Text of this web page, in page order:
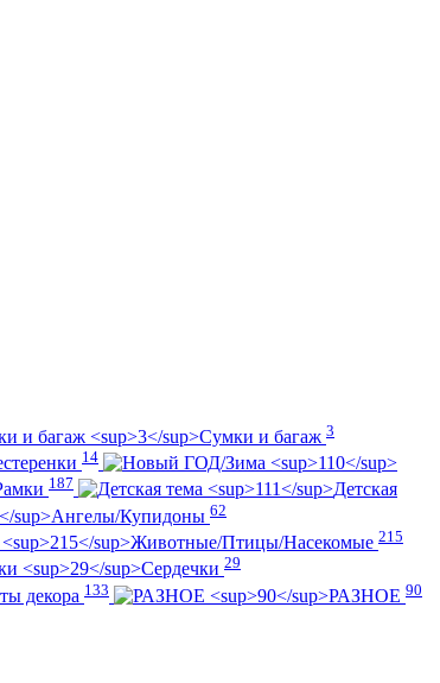
Сумки и багаж 3
14
187
Детская
Ангелы/Купидоны 62
Животные/Птицы/Насекомые 215
Сердечки 29
декора 133 РАЗНОЕ 90